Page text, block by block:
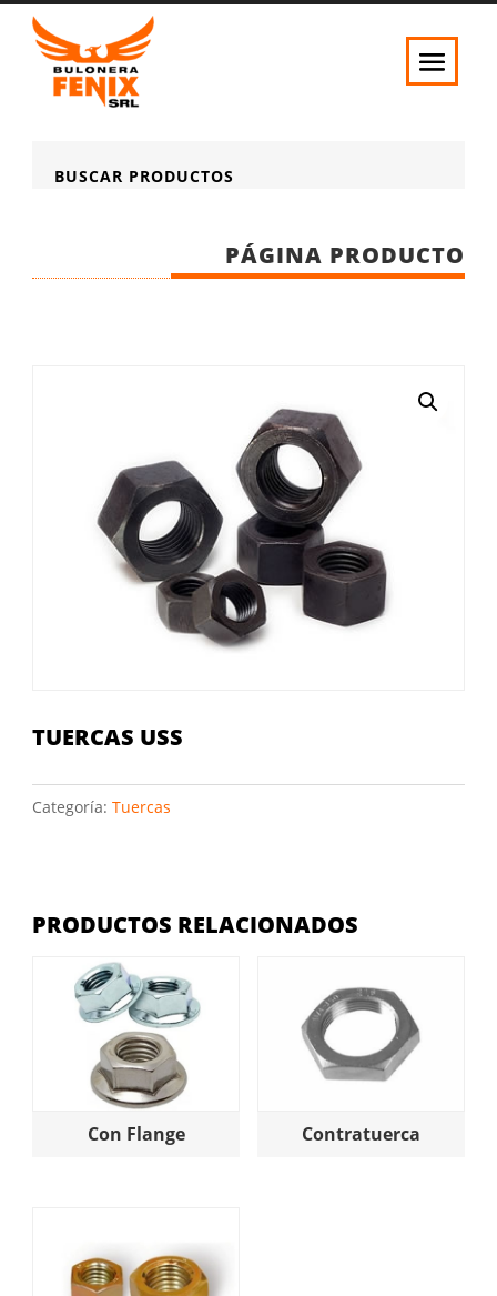
BUSCAR PRODUCTOS
PÁGINA PRODUCTO
TUERCAS USS
Categoría:Tuercas
PRODUCTOS RELACIONADOS
Con Flange Contratuerca